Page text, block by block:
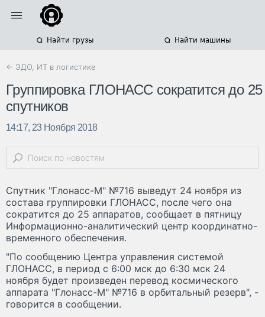
Найти грузы Найти машины
← ЭДО, ИТ в логистике
Группировка ГЛОНАСС сократится до 25
спутников
14:17, 23 Ноября 2018
Спутник "Глонасс-М" №716 выведут 24 ноября из
состава группировки ГЛОНАСС, после чего она
сократится до 25 аппаратов, сообщает в пятницу
Информационно-аналитический центр координатно-
временного обеспечения.
"По сообщению Центра управления системой
ГЛОНАСС, в период с 6:00 мск до 6:30 мск 24
ноября будет произведен перевод космического
аппарата "Глонасс-М" №716 в орбитальный резерв", -
говорится в сообщении.